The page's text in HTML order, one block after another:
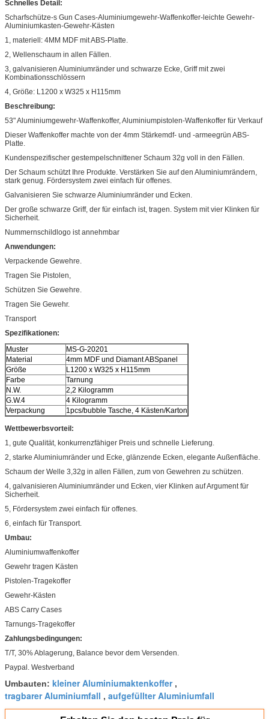
Schnelles Detail:
Scharfschütze-s Gun Cases-Aluminiumgewehr-Waffenkoffer-leichte Gewehr-
Aluminiumkasten-Gewehr-Kästen
1, materiell: 4MM MDF mit ABS-Platte.
2, Wellenschaum in allen Fällen.
3, galvanisieren Aluminiumränder und schwarze Ecke, Griff mit zwei
Kombinationsschlössern
4, Größe: L1200 x W325 x H115mm
Beschreibung:
53" Aluminiumgewehr-Waffenkoffer, Aluminiumpistolen-Waffenkoffer für Verkauf
Dieser Waffenkoffer machte von der 4mm Stärkemdf- und -armeegrün ABS-
Platte.
Kundenspezifischer gestempelschnittener Schaum 32g voll in den Fällen.
Der Schaum schützt Ihre Produkte. Verstärken Sie auf den Aluminiumrändern,
stark genug. Fördersystem zwei einfach für offenes.
Galvanisieren Sie schwarze Aluminiumränder und Ecken.
Der große schwarze Griff, der für einfach ist, tragen. System mit vier Klinken für
Sicherheit.
Nummernschildlogo ist annehmbar
Anwendungen:
Verpackende Gewehre.
Tragen Sie Pistolen,
Schützen Sie Gewehre.
Tragen Sie Gewehr.
Transport
Spezifikationen:
Muster
MS-G-20201
Material
4mm MDF und Diamant ABSpanel
Größe
L1200 x W325 x H115mm
Farbe
Tarnung
N.W.
2,2 Kilogramm
G.W.4
4 Kilogramm
Verpackung
1pcs/bubble Tasche, 4 Kästen/Karton
Wettbewerbsvorteil:
1, gute Qualität, konkurrenzfähiger Preis und schnelle Lieferung.
2, starke Aluminiumränder und Ecke, glänzende Ecken, elegante Außenfläche.
Schaum der Welle 3,32g in allen Fällen, zum von Gewehren zu schützen.
4, galvanisieren Aluminiumränder und Ecken, vier Klinken auf Argument für
Sicherheit.
5, Fördersystem zwei einfach für offenes.
6, einfach für Transport.
Umbau:
Aluminiumwaffenkoffer
Gewehr tragen Kästen
Pistolen-Tragekoffer
Gewehr-Kästen
ABS Carry Cases
Tarnungs-Tragekoffer
Zahlungsbedingungen:
T/T, 30% Ablagerung, Balance bevor dem Versenden.
Paypal. Westverband
Umbauten: kleiner Aluminiumaktenkoffer,
tragbarer Aluminiumfall , aufgefüllter Aluminiumfall